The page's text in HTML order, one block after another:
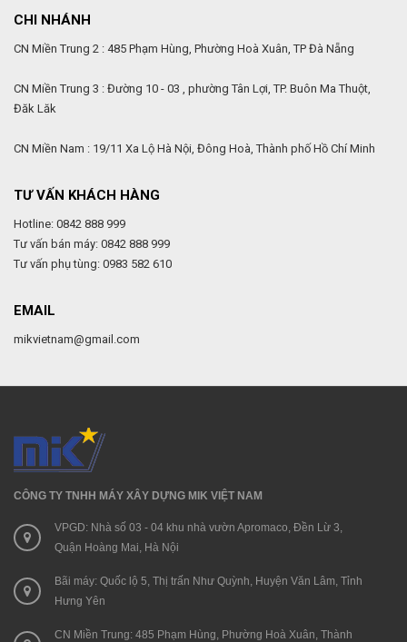
CHI NHÁNH
CN Miền Trung 2 : 485 Phạm Hùng, Phường Hoà Xuân, TP Đà Nẵng
CN Miền Trung 3 : Đường 10 - 03 , phường Tân Lợi, TP. Buôn Ma Thuột,
Đăk Lăk
CN Miền Nam : 19/11 Xa Lộ Hà Nội, Đông Hoà, Thành phố Hồ Chí Minh
TƯ VẤN KHÁCH HÀNG
Hotline: 0842 888 999
Tư vấn bán máy: 0842 888 999
Tư vấn phụ tùng: 0983 582 610
EMAIL
mikvietnam@gmail.com
CÔNG TY TNHH MÁY XÂY DỰNG MIK VIỆT NAM
VPGD: Nhà số 03 - 04 khu nhà vườn Apromaco, Đền Lừ 3,
Quận Hoàng Mai, Hà Nội
Bãi máy: Quốc lộ 5, Thị trấn Như Quỳnh, Huyện Văn Lâm, Tỉnh
Hưng Yên
CN Miền Trung: 485 Phạm Hùng, Phường Hoà Xuân, Thành